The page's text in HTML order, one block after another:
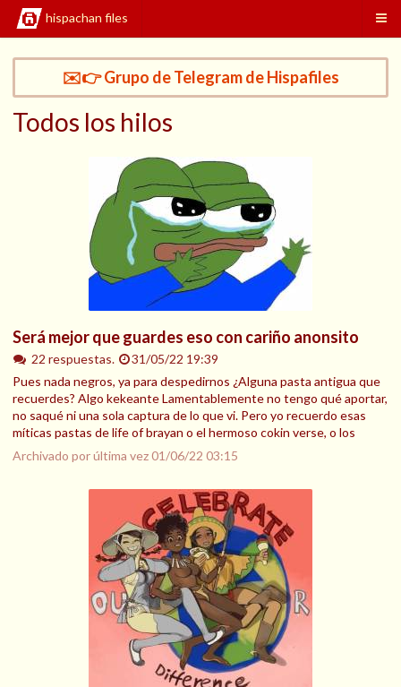
hispachan files
✉️👉 Grupo de Telegram de Hispafiles
Todos los hilos
Será mejor que guardes eso con cariño anonsito
22 respuestas.
31/05/22 19:39
Pues nada negros, ya para despedirnos ¿Alguna pasta antigua que
recuerdes? Algo kekeante Lamentablemente no tengo qué aportar,
no saqué ni una sola captura de lo que vi. Pero yo recuerdo esas
míticas pastas de life of brayan o el hermoso cokin verse, o los
Archivado por última vez01/06/22 03:15